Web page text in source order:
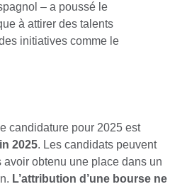
– a poussé le
à attirer des talents
initiatives comme le
candidature pour 2025 est
2025. Les candidats peuvent
avoir obtenu une place dans un
L’attribution d’une bourse ne